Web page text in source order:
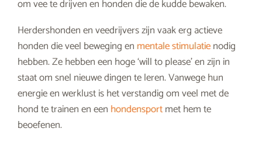
om vee te drijven en honden die de kudde bewaken.
Herdershonden en veedrijvers zijn vaak erg actieve
honden die veel beweging en mentale stimulatienodig
hebben. Ze hebben een hoge ‘will to please’ en zijn in
staat om snel nieuwe dingen te leren. Vanwege hun
energie en werklust is het verstandig om veel met de
hond te trainen en een hondensportmet hem te
beoefenen.